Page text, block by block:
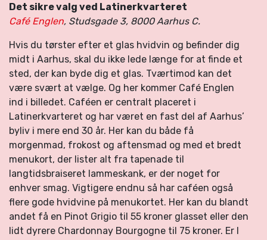
Det sikre valg ved Latinerkvarteret
Café Englen, Studsgade 3, 8000 Aarhus C.
Hvis du tørster efter et glas hvidvin og befinder dig
midt i Aarhus, skal du ikke lede længe for at finde et
sted, der kan byde dig et glas. Tværtimod kan det
være svært at vælge. Og her kommer Café Englen
ind i billedet. Caféen er centralt placeret i
Latinerkvarteret og har været en fast del af Aarhus’
byliv i mere end 30 år. Her kan du både få
morgenmad, frokost og aftensmad og med et bredt
menukort, der lister alt fra tapenade til
langtidsbraiseret lammeskank, er der noget for
enhver smag. Vigtigere endnu så har caféen også
flere gode hvidvine på menukortet. Her kan du blandt
andet få en Pinot Grigio til 55 kroner glasset eller den
lidt dyrere Chardonnay Bourgogne til 75 kroner. Er I